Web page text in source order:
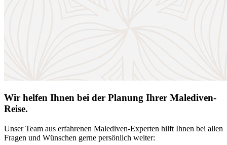
Wir helfen Ihnen bei der Planung Ihrer Malediven-
Reise.
Unser Team aus erfahrenen Malediven-Experten hilft Ihnen bei allen
Fragen und Wünschen gerne persönlich weiter: